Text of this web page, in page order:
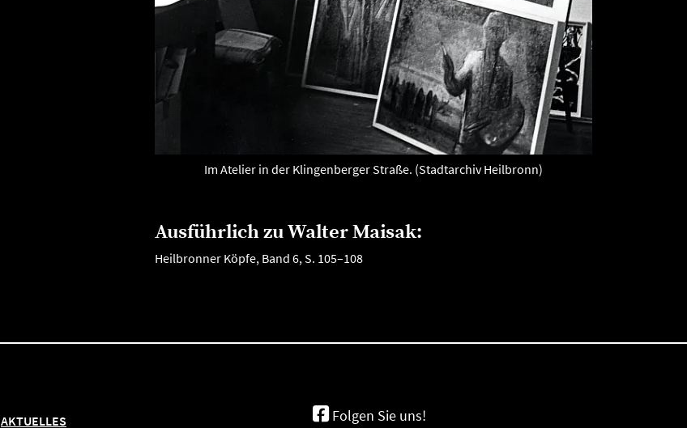
Im Atelier in der Klingenberger Straße. (Stadtarchiv Heilbronn)
Ausführlich zu Walter Maisak:
Heilbronner Köpfe, Band 6, S. 105–108
AKTUELLES Folgen Sie uns!